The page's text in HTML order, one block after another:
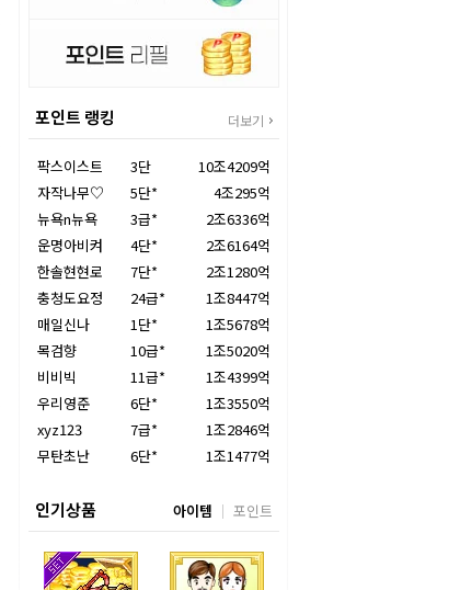
포인트 랭킹 더보기
팍스이스트 3단
10조4209억
자작나무♡
5단*
4조295억
뉴욕n뉴욕
3급*
2조6336억
운명아비켜
4단*
2조6164억
한솔현현로
7단*
2조1280억
충청도요정
24급*
1조8447억
매일신나
1단*
1조5678억
목검향
10급*
1조5020억
비비빅
11급*
1조4399억
우리영준
6단*
1조3550억
xyz123
7급*
1조2846억
무탄초난
6단* 1조1477억
인기상품 아이템 포인트